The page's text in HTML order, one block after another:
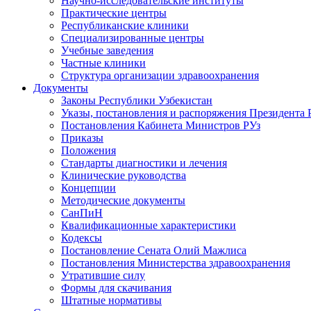
Практические центры
Республиканские клиники
Специализированные центры
Учебные заведения
Частные клиники
Структура организации здравоохранения
Документы
Законы Республики Узбекистан
Указы, постановления и распоряжения Президента
Постановления Кабинета Министров РУз
Приказы
Положения
Стандарты диагностики и лечения
Клинические руководства
Концепции
Методические документы
СанПиН
Квалификационные характеристики
Кодексы
Постановление Сената Олий Мажлиса
Постановления Министерства здравоохранения
Утратившие силу
Формы для скачивания
Штатные нормативы